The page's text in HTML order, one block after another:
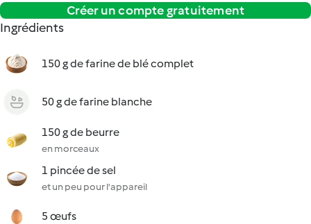
Créer un compte gratuitement
Ingrédients
150 g de farine de blé complet
50 g de farine blanche
150 g de beurre
en morceaux
1 pincée de sel
et un peu pour l'appareil
5 œufs